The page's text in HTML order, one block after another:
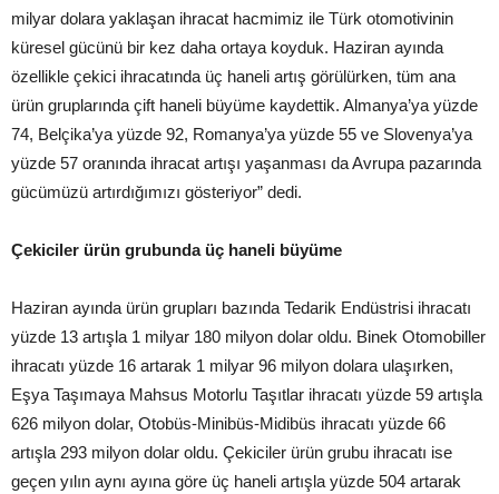
milyar dolara yaklaşan ihracat hacmimiz ile Türk otomotivinin
küresel gücünü bir kez daha ortaya koyduk. Haziran ayında
özellikle çekici ihracatında üç haneli artış görülürken, tüm ana
ürün gruplarında çift haneli büyüme kaydettik. Almanya’ya yüzde
74, Belçika’ya yüzde 92, Romanya’ya yüzde 55 ve Slovenya’ya
yüzde 57 oranında ihracat artışı yaşanması da Avrupa pazarında
gücümüzü artırdığımızı gösteriyor” dedi.
Çekiciler ürün grubunda üç haneli büyüme
Haziran ayında ürün grupları bazında Tedarik Endüstrisi ihracatı
yüzde 13 artışla 1 milyar 180 milyon dolar oldu. Binek Otomobiller
ihracatı yüzde 16 artarak 1 milyar 96 milyon dolara ulaşırken,
Eşya Taşımaya Mahsus Motorlu Taşıtlar ihracatı yüzde 59 artışla
626 milyon dolar, Otobüs-Minibüs-Midibüs ihracatı yüzde 66
artışla 293 milyon dolar oldu. Çekiciler ürün grubu ihracatı ise
geçen yılın aynı ayına göre üç haneli artışla yüzde 504 artarak